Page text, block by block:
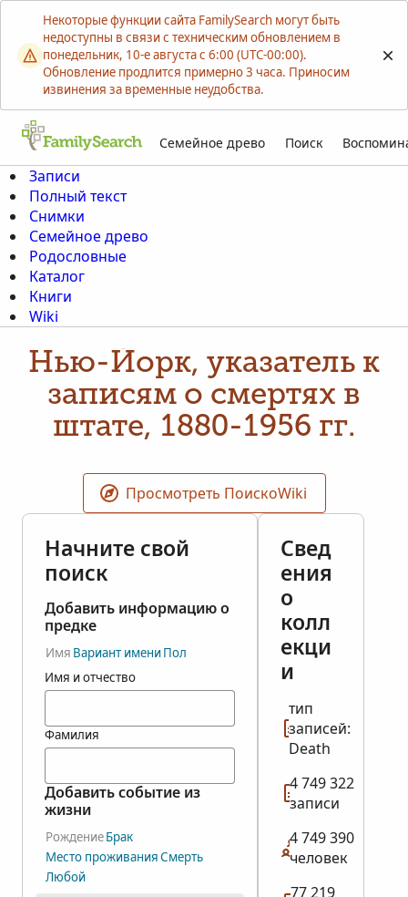
Некоторые функции сайта FamilySearch могут быть
недоступны в связи с техническим обновлением в
понедельник, 10-е августа с 6:00 (UTC-00:00).
Обновление продлится примерно 3 часа. Приносим
извинения за временные неудобства.
Семейное древо Поиск
Записи
Полный текст
Снимки
Семейное древо
Родословные
Каталог
Книги
Wiki
Нью-Йорк, указатель к
записям о смертях в
штате, 1880-1956 гг.
Просмотреть ПоискоWiki
Начните свой
поиск
Добавить информацию о
предке
Имя Вариант имениПол
Имя и отчество
Фамилия
Добавить событие из
жизни
РождениеБрак
Место проживанияСмерть
Любой
Свед
ения
о
колл
екци
и
тип
записей:
Death
4 749 322
записи
4 749 390
человек
77 219